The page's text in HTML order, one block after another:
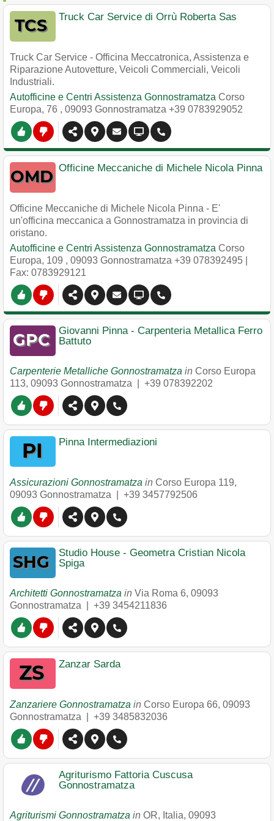
Truck Car Service di Orrù Roberta Sas
Truck Car Service - Officina Meccatronica, Assistenza e
Riparazione Autovetture, Veicoli Commerciali, Veicoli
Industriali.
Autofficine e Centri Assistenza Gonnostramatza Corso
Europa, 76 , 09093 Gonnostramatza +39 0783929052
Officine Meccaniche di Michele Nicola Pinna
Officine Meccaniche di Michele Nicola Pinna - E'
un'officina meccanica a Gonnostramatza in provincia di
oristano.
Autofficine e Centri Assistenza Gonnostramatza Corso
Europa, 109 , 09093 Gonnostramatza +39 078392495
Fax: 0783929121
Giovanni Pinna - Carpenteria Metallica Ferro
Battuto
Carpenterie Metalliche Gonnostramatza in Corso Europa
113, 09093 Gonnostramatza +39 078392202
Pinna Intermediazioni
Assicurazioni Gonnostramatza in Corso Europa 119,
09093 Gonnostramatza +39 3457792506
Studio House - Geometra Cristian Nicola
Spiga
Architetti Gonnostramatza in Via Roma 6, 09093
Gonnostramatza
+39 3454211836
Zanzar Sarda
Zanzariere Gonnostramatza in Corso Europa 66, 09093
Gonnostramatza
+39 3485832036
Agriturismo Fattoria Cuscusa
Gonnostramatza
Agriturismi Gonnostramatza in OR, Italia, 09093